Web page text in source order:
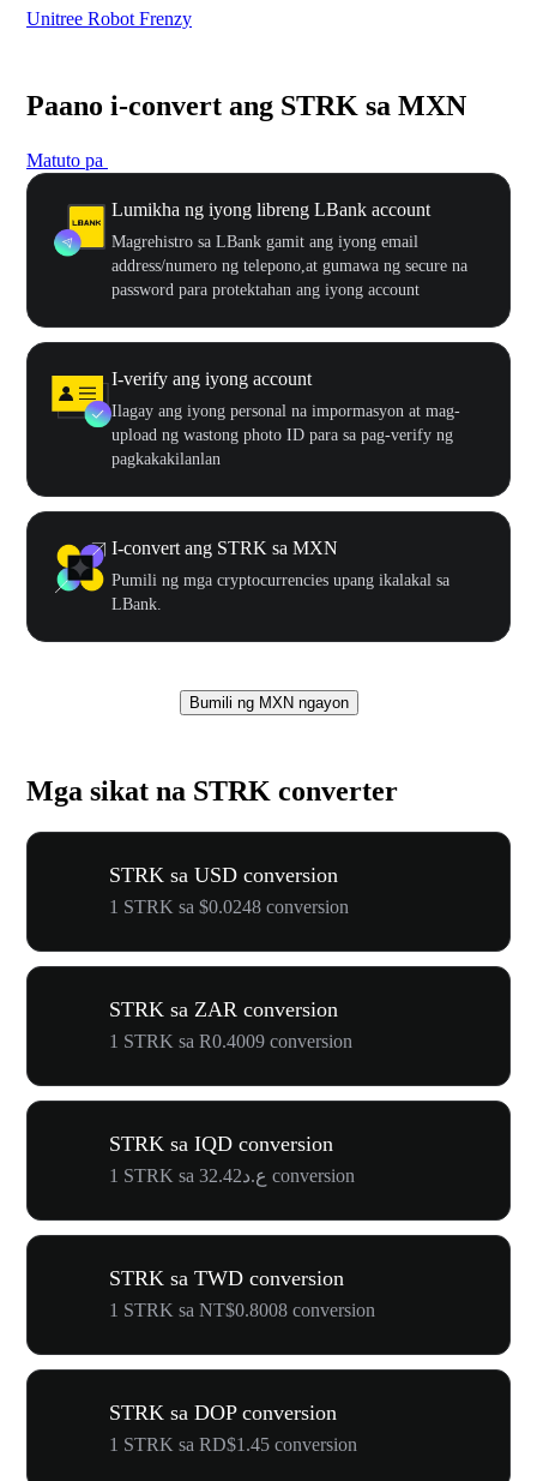
Unitree Robot Frenzy
Paano i-convert ang STRK sa MXN
Matuto pa
Lumikha ng iyong libreng LBank account
Magrehistro sa LBank gamit ang iyong email
address/numero ng telepono,at gumawa ng secure na
password para protektahan ang iyong account
I-verify ang iyong account
Ilagay ang iyong personal na impormasyon at mag-
upload ng wastong photo ID para sa pag-verify ng
pagkakakilanlan
I-convert ang STRK sa MXN
Pumili ng mga cryptocurrencies upang ikalakal sa
LBank.
Bumili ng MXN ngayon
Mga sikat na STRK converter
STRK sa USD conversion
1 STRK sa $0.0248 conversion
STRK sa ZAR conversion
1 STRK sa R0.4009 conversion
STRK sa IQD conversion
1 STRK sa ع.د32.42 conversion
STRK sa TWD conversion
1 STRK sa NT$0.8008 conversion
STRK sa DOP conversion
1 STRK sa RD$1.45 conversion